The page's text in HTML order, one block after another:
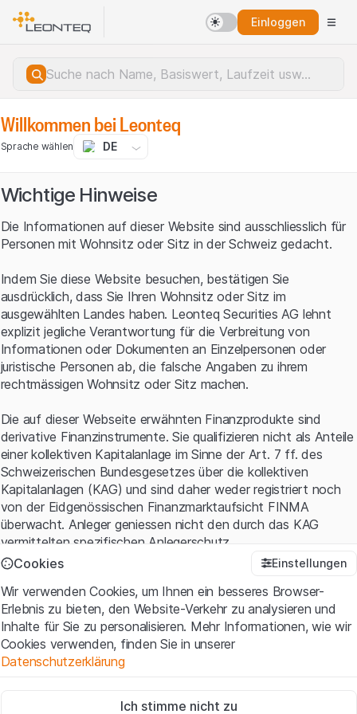
Einloggen
Serverfehler.
Willkommen bei Leonteq
Sprache wählen DE
Wichtige Hinweise
Die Informationen auf dieser Website sind ausschliesslich für
Personen mit Wohnsitz oder Sitz in der Schweiz gedacht.
Indem Sie diese Website besuchen, bestätigen Sie
ausdrücklich, dass Sie Ihren Wohnsitz oder Sitz im
ausgewählten Landes haben. Leonteq Securities AG lehnt
explizit jegliche Verantwortung für die Verbreitung von
Informationen oder Dokumenten an Einzelpersonen oder
juristische Personen ab, die falsche Angaben zu ihrem
rechtmässigen Wohnsitz oder Sitz machen.
Die auf dieser Webseite erwähnten Finanzprodukte sind
derivative Finanzinstrumente. Sie qualifizieren nicht als Anteile
einer kollektiven Kapitalanlage im Sinne der Art. 7 ff. des
Schweizerischen Bundesgesetzes über die kollektiven
Kapitalanlagen (KAG) und sind daher weder registriert noch
von der Eidgenössischen Finanzmarktaufsicht FINMA
überwacht. Anleger geniessen nicht den durch das KAG
vermittelten spezifischen Anlegerschutz.
Mit dem Zugriff auf diese Website der Leonteq Securities AG
(die "Website") erklären Sie, dass Sie die rechtlichen
Informationen und die wichtigen Hinweise und
Nutzungsbedingungenverstanden haben und akzeptieren.
Wenn Sie mit den Nutzungsbedingungen nicht einverstanden
Cookies Einstellungen
Wir verwenden Cookies, um Ihnen ein besseres Browser-
Erlebnis zu bieten, den Website-Verkehr zu analysieren und
Inhalte für Sie zu personalisieren. Mehr Informationen, wie wir
Cookies verwenden, finden Sie in unserer
Datenschutzerklärung
Diese Cookies sind für die Website erforderlich und können nicht
Ich stimme nicht zu